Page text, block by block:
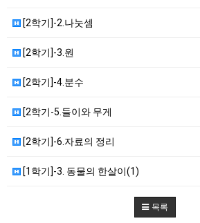
[2학기]-2.나눗셈
[2학기]-3.원
[2학기]-4.분수
[2학기-5.들이와 무게
[2학기]-6.자료의 정리
[1학기]-3. 동물의 한살이(1)
목록